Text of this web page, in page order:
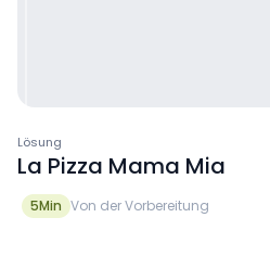
Lösung
La Pizza Mama Mia
5Min Von der Vorbereitung